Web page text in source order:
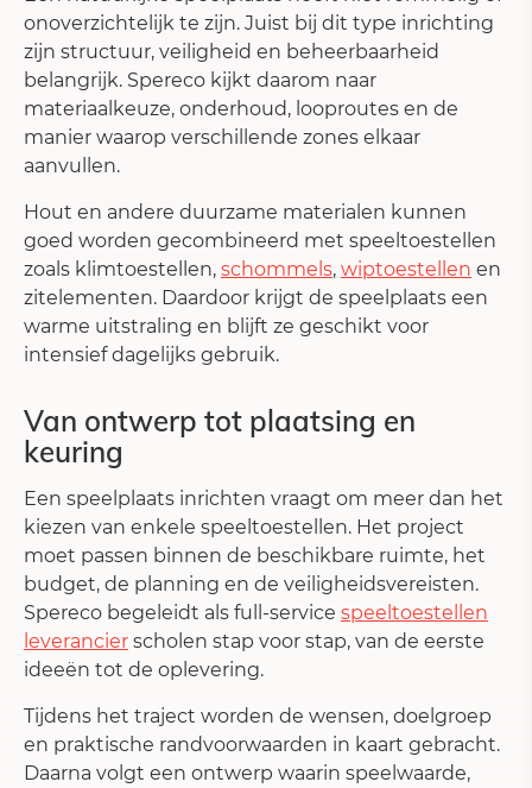
onoverzichtelijk te zijn. Juist bij dit type inrichting
zijn structuur, veiligheid en beheerbaarheid
belangrijk. Spereco kijkt daarom naar
materiaalkeuze, onderhoud, looproutes en de
manier waarop verschillende zones elkaar
aanvullen.
Hout en andere duurzame materialen kunnen
goed worden gecombineerd met speeltoestellen
zoals klimtoestellen, schommels, wiptoestellen en
zitelementen. Daardoor krijgt de speelplaats een
warme uitstraling en blijft ze geschikt voor
intensief dagelijks gebruik.
Van ontwerp tot plaatsing en
keuring
Een speelplaats inrichten vraagt om meer dan het
kiezen van enkele speeltoestellen. Het project
moet passen binnen de beschikbare ruimte, het
budget, de planning en de veiligheidsvereisten.
Spereco begeleidt als full-service speeltoestellen
leverancier scholen stap voor stap, van de eerste
ideeën tot de oplevering.
Tijdens het traject worden de wensen, doelgroep
en praktische randvoorwaarden in kaart gebracht.
Daarna volgt een ontwerp waarin speelwaarde,